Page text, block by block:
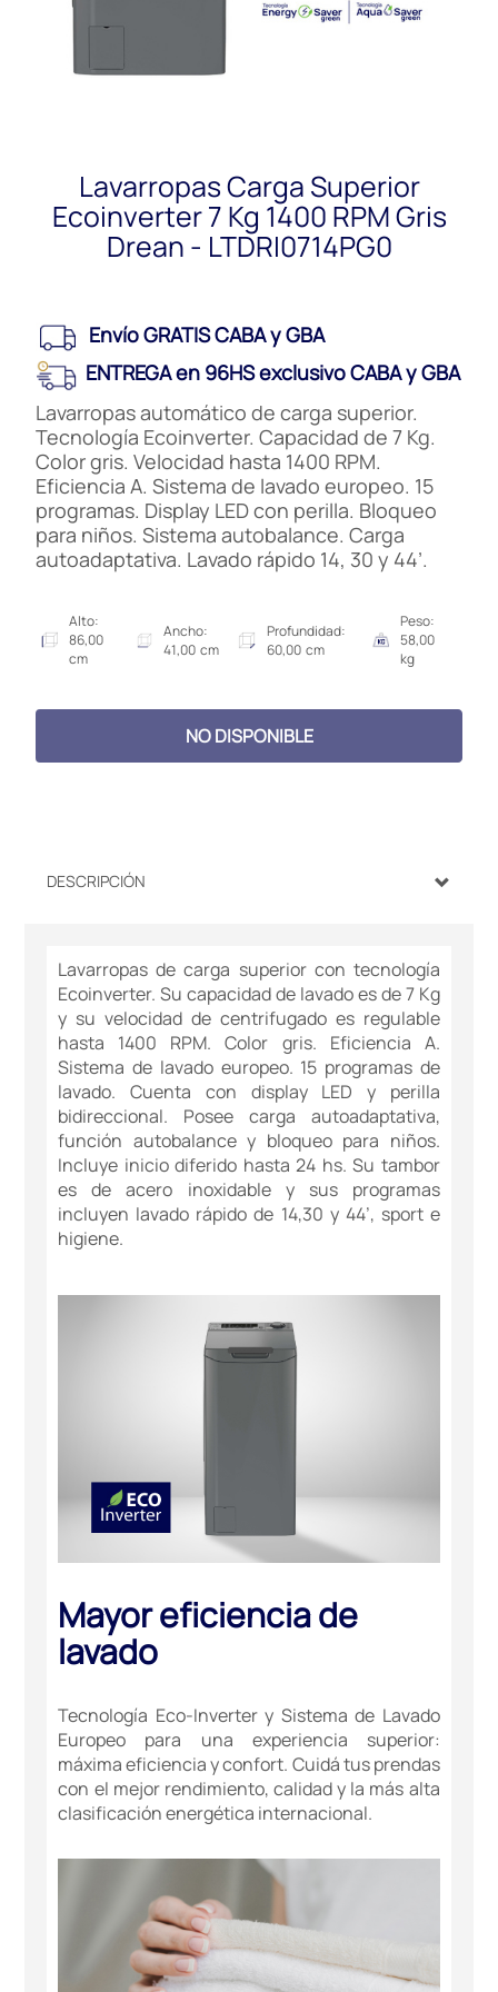
Lavarropas Carga Superior
Ecoinverter 7 Kg 1400 RPM Gris
Drean - LTDRI0714PG0
Envío GRATIS CABA y GBA
ENTREGA en 96HS exclusivo CABA y GBA
Lavarropas automático de carga superior.
Tecnología Ecoinverter. Capacidad de 7 Kg.
Color gris. Velocidad hasta 1400 RPM.
Eficiencia A. Sistema de lavado europeo. 15
programas. Display LED con perilla. Bloqueo
para niños. Sistema autobalance. Carga
autoadaptativa. Lavado rápido 14, 30 y 44’.
Alto:
86,00
cm
Ancho:
41,00 cm
Profundidad:
60,00 cm
Peso:
58,00
kg
NO DISPONIBLE
DESCRIPCIÓN
Lavarropas de carga superior con tecnología
Ecoinverter. Su capacidad de lavado es de 7 Kg
y su velocidad de centrifugado es regulable
hasta 1400 RPM. Color gris. Eficiencia A.
Sistema de lavado europeo. 15 programas de
lavado. Cuenta con display LED y perilla
bidireccional. Posee carga autoadaptativa,
función autobalance y bloqueo para niños.
Incluye inicio diferido hasta 24 hs. Su tambor
es de acero inoxidable y sus programas
incluyen lavado rápido de 14,30 y 44’, sport e
higiene.
Mayor eficiencia de
lavado
Tecnología Eco-Inverter y Sistema de Lavado
Europeo para una experiencia superior:
máxima eficiencia y confort. Cuidá tus prendas
con el mejor rendimiento, calidad y la más alta
clasificación energética internacional.